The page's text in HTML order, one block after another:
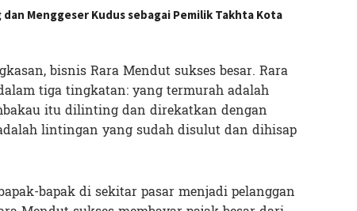
Menggeser Kudus sebagai Pemilik Takhta Kota
bisnis Rara Mendut sukses besar. Rara
tiga tingkatan: yang termurah adalah
itu dilinting dan direkatkan dengan
lintingan yang sudah disulut dan dihisap
bapak di sekitar pasar menjadi pelanggan